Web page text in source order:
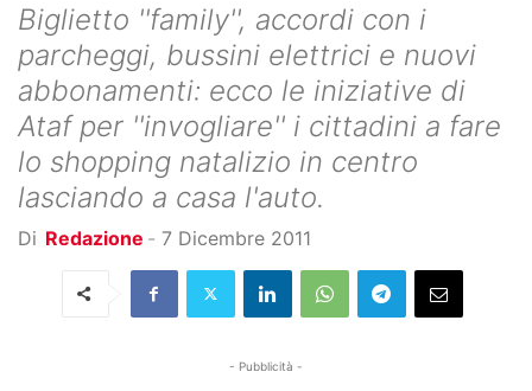
Biglietto ''family'', accordi con i
parcheggi, bussini elettrici e nuovi
abbonamenti: ecco le iniziative di
Ataf per ''invogliare'' i cittadini a fare
lo shopping natalizio in centro
lasciando a casa l'auto.
Di Redazione - 7 Dicembre 2011
- Pubblicità -